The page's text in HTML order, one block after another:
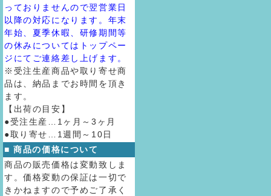
っておりませんので翌営業日
以降の対応になります。年末
年始、夏季休暇、研修期間等
の休みについてはトップペー
ジにてご連絡差し上げます。
※受注生産商品や取り寄せ商
品は、納品までお時間を頂き
ます。
【出荷の目安】
●受注生産…1ヶ月～3ヶ月
●取り寄せ…1週間～10日
■ 商品の価格について
商品の販売価格は変動致しま
す。価格変動の保証は一切で
きかねますので予めご了承く